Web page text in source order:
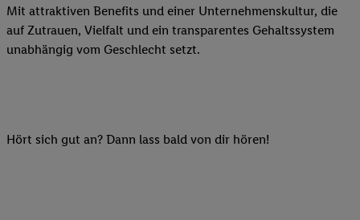
Mit attraktiven Benefits und einer Unternehmenskultur, die
auf Zutrauen, Vielfalt und ein transparentes Gehaltssystem
unabhängig vom Geschlecht setzt.
Hört sich gut an? Dann lass bald von dir hören!